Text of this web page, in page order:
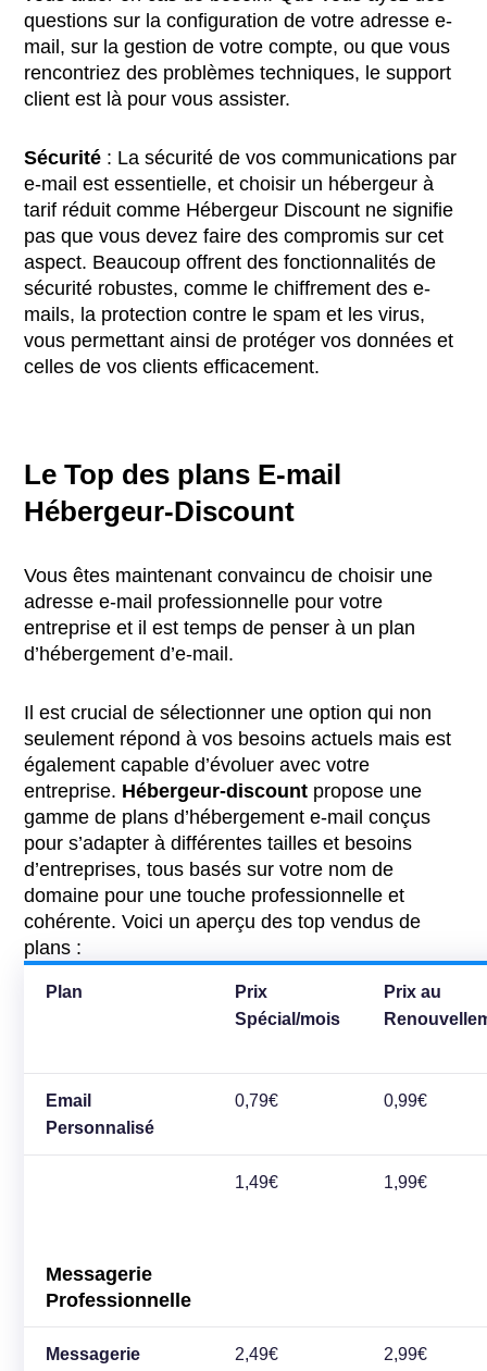
questions sur la configuration de votre adresse e-
mail, sur la gestion de votre compte, ou que vous
rencontriez des problèmes techniques, le support
client est là pour vous assister.
Sécurité : La sécurité de vos communications par
e-mail est essentielle, et choisir un hébergeur à
tarif réduit comme Hébergeur Discount ne signifie
pas que vous devez faire des compromis sur cet
aspect. Beaucoup offrent des fonctionnalités de
sécurité robustes, comme le chiffrement des e-
mails, la protection contre lespam et les virus,
vous permettant ainsi de protéger vos données et
celles de vos clients efficacement.
Le Top des plans E-mail
Hébergeur-Discount
Vous êtes maintenant convaincu de choisir une
adresse e-mail professionnelle pour votre
entreprise et il est temps de penser à un plan
d’hébergement d’e-mail.
Il est crucial de sélectionner une option qui non
seulement répond à vos besoins actuels mais est
également capable d’évoluer avec votre
entreprise. Hébergeur-discount propose une
gamme de plans d’hébergement e-mail conçus
pour s’adapter à différentes tailles et besoins
d’entreprises, tous basés sur votre nom de
domaine pour une touche professionnelle et
cohérente. Voici un aperçu des top vendus de
plans :
Plan
Prix
Spécial/mois
Prix au
Email
Personnalisé
0,79€ 0,99€
Messagerie
Professionnelle
1,49€ 1,99€
Messagerie
2,49€ 2,99€